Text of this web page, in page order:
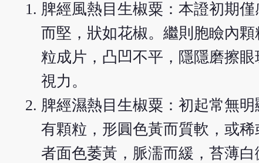
脾經風熱目生椒粟：本證初期
而堅，狀如花椒。繼則胞瞼內
粒成片，凸凹不平，隱隱磨擦
視力。
脾經濕熱目生椒粟：初起常無
有顆粒，形圓色黃而質軟，或
者面色萎黃，脈濡而緩，苔薄